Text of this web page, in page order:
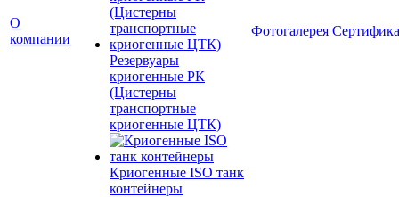
О
компании
Резервуары
криогенные РК
(Цистерны
транспортные
криогенные ЦТК)
Криогенные ISO танк
контейнеры
Фотогалерея